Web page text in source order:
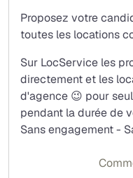
électricité des
entretien des
Chauffage électrique
eau)
Proposez votre
toutes les locations
Sur LocService les
directement et les
d'agence 😉 pour
pendant la durée de
Sans engagement -